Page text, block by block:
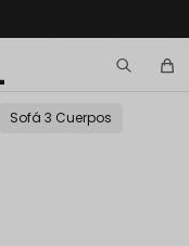
Sofá 3 Cuerpos